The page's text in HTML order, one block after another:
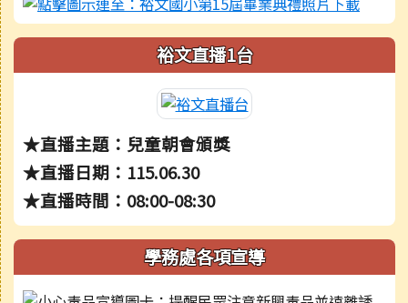
裕文直播1台
★直播主題：兒童朝會頒獎
★直播日期：115.06.30
★直播時間：08:00-08:30
學務處各項宣導